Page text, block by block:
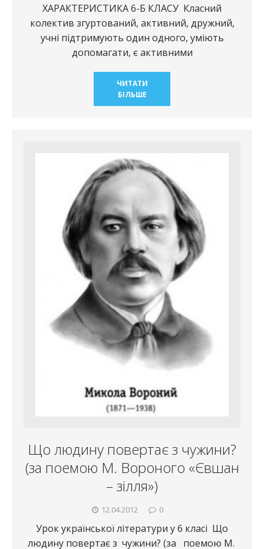
ХАРАКТЕРИСТИКА 6-Б КЛАСУ Класний
колектив згуртований, активний, дружний,
учнi пiдтримують один одного, умiють
допомагати, є активними
ЧИТАТИ
БІЛЬШЕ
Що людину повертає з чужини?
(за поемою М. Вороного «Євшан
– зілля»)
12.04.2012 0
Урок української літератури у 6 класі Що
людину повертає з чужини? (за поемою М.